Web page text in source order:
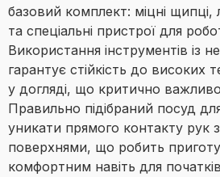
базовий комплект: міцні щипці,
та спеціальні пристрої для
Використання інструментів із
гарантує стійкість до високих
у догляді, що критично важливо
Правильно підібраний посуд
уникати прямого контакту рук
поверхнями, що робить
комфортним навіть для